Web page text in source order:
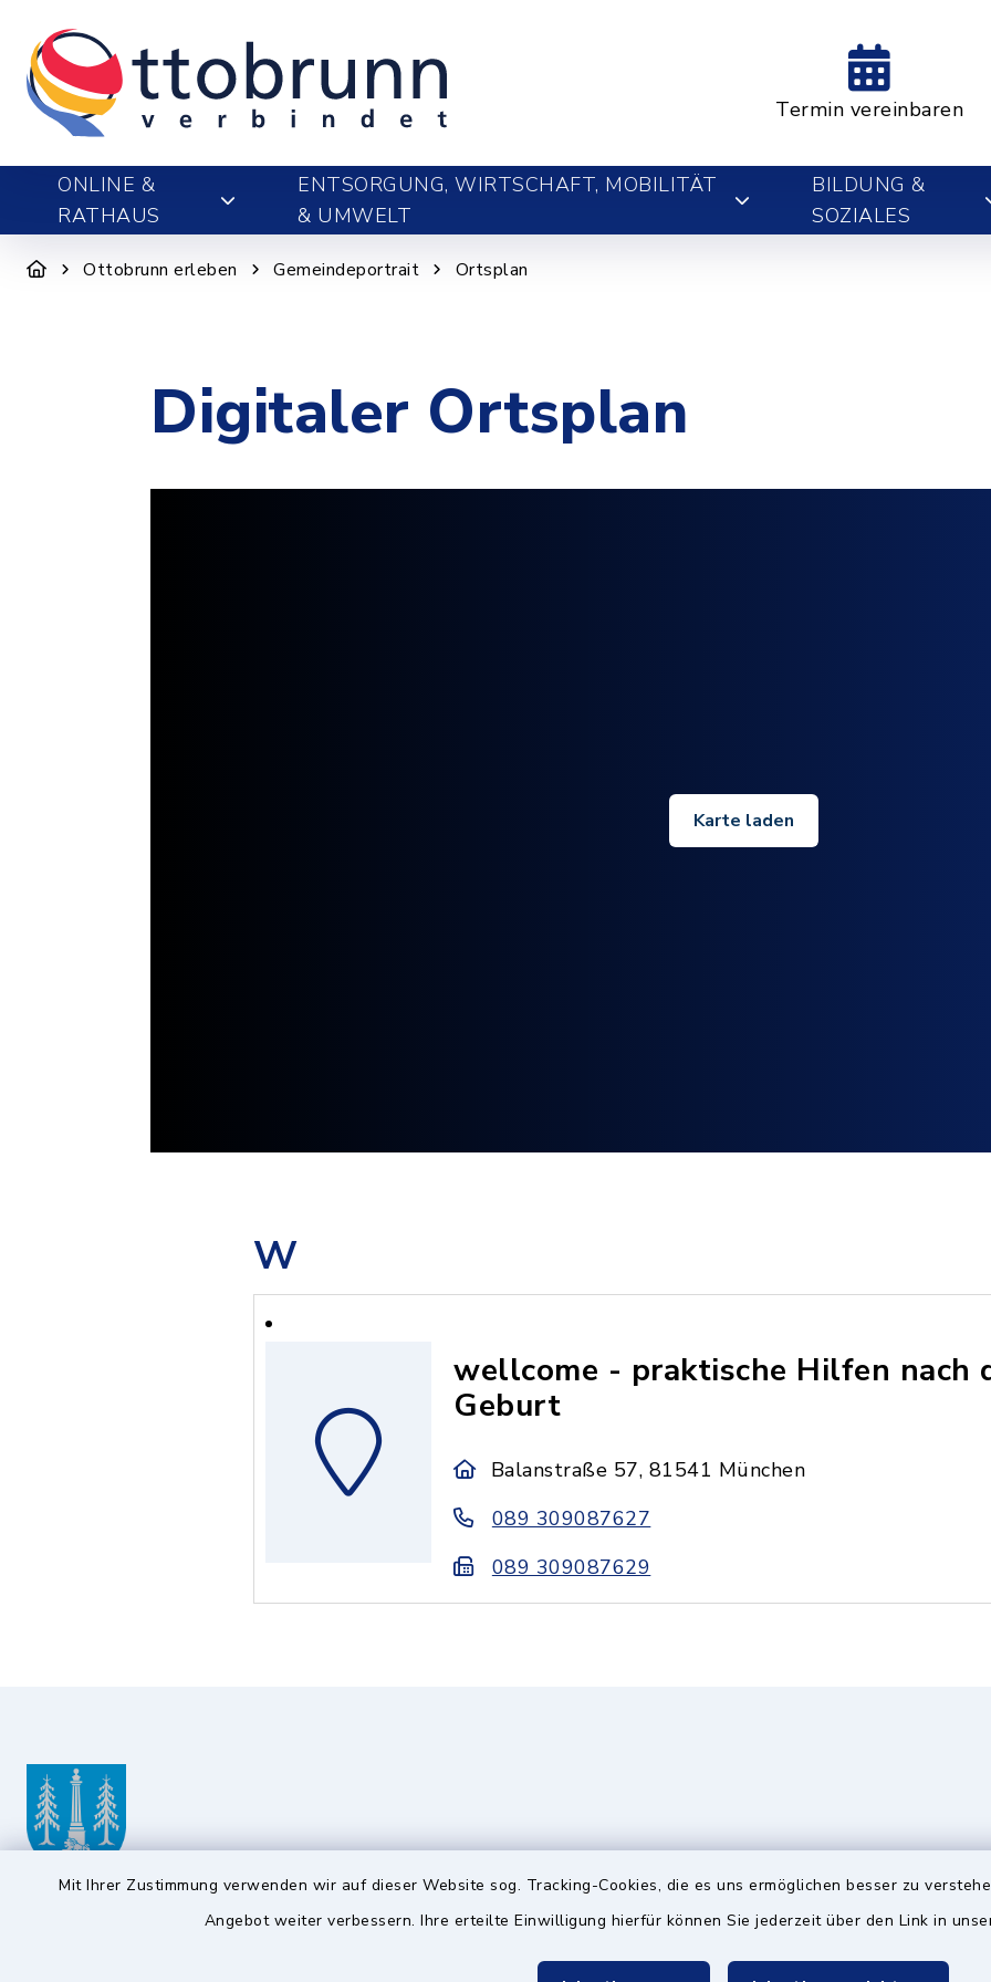
Mit Ihrer Zustimmung verwenden wir auf dieser Website sog. Tracking-Cookies, die es uns ermöglichen besser zu
Angebot weiter verbessern. Ihre erteilte Einwilligung hierfür können Sie jederzeit über den Link in
Termin vereinbaren
ONLINE &
RATHAUS
ENTSORGUNG, WIRTSCHAFT, MOBILITÄT
& UMWELT
BILDUNG &
SOZIALES
Ottobrunn erleben Gemeindeportrait Ortsplan
Digitaler Ortsplan
Karte laden
W
wellcome - praktische Hilfen nach
Geburt
Balanstraße 57, 81541 München
089 309087627
089 309087629
Gemeinde Ottobrunn Öffnungszeiten Hinweis